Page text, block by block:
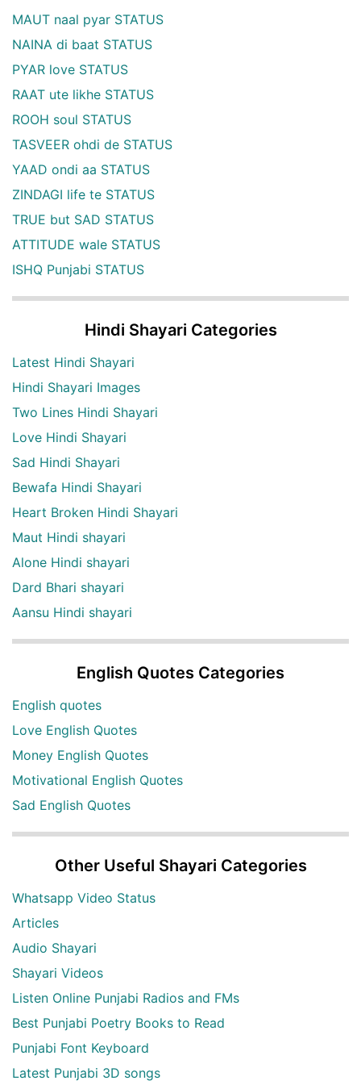
MAUT naal pyar STATUS
NAINA di baat STATUS
PYAR love STATUS
RAAT ute likhe STATUS
ROOH soul STATUS
TASVEER ohdi de STATUS
YAAD ondi aa STATUS
ZINDAGI life te STATUS
TRUE but SAD STATUS
ATTITUDE wale STATUS
ISHQ Punjabi STATUS
Hindi Shayari Categories
Latest Hindi Shayari
Hindi Shayari Images
Two Lines Hindi Shayari
Love Hindi Shayari
Sad Hindi Shayari
Bewafa Hindi Shayari
Heart Broken Hindi Shayari
Maut Hindi shayari
Alone Hindi shayari
Dard Bhari shayari
Aansu Hindi shayari
English Quotes Categories
English quotes
Love English Quotes
Money English Quotes
Motivational English Quotes
Sad English Quotes
Other Useful Shayari Categories
Whatsapp Video Status
Articles
Audio Shayari
Shayari Videos
Listen Online Punjabi Radios and FMs
Best Punjabi Poetry Books to Read
Punjabi Font Keyboard
Latest Punjabi 3D songs